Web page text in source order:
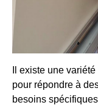
Il existe une
pour répondre à
besoins